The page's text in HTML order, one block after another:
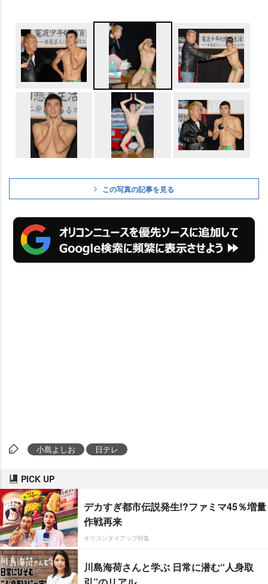
この写真の記事を見る
小島よしお 日テレ
PICK UP
デカすぎ都市伝説発生!?ファミマ45％増量
作戦再来
オリコンタイアップ特集
川島海荷さんと学ぶ 日常に潜む“人身取